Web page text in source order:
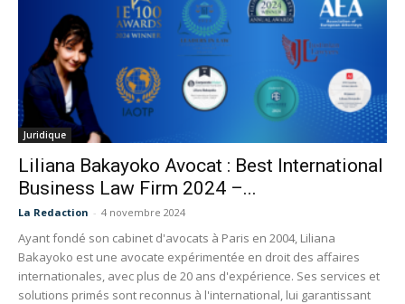
Juridique
Liliana Bakayoko Avocat : Best International
Business Law Firm 2024 –...
La Redaction - 4 novembre 2024
Ayant fondé son cabinet d'avocats à Paris en 2004, Liliana
Bakayoko est une avocate expérimentée en droit des affaires
internationales, avec plus de 20 ans d'expérience. Ses services et
solutions primés sont reconnus à l'international, lui garantissant